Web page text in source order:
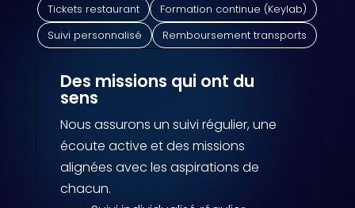
Tickets restaurant
Formation continue (Keylab)
Suivi personnalisé
Remboursement transports
Des missions qui ont du
sens
Nous assurons un suivi régulier, une
écoute active et des missions
alignées avec les aspirations de
chacun.